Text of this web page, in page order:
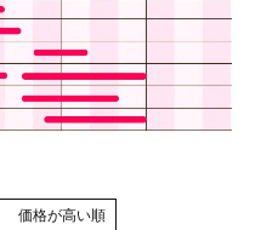
価格が高い順